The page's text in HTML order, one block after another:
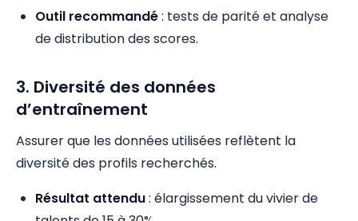
Outil recommandé: tests de parité et analyse
de distribution des scores.
3. Diversité des données
d’entraînement
Assurer que les données utilisées reflètent la
diversité des profils recherchés.
Résultat attendu: élargissement du vivier de